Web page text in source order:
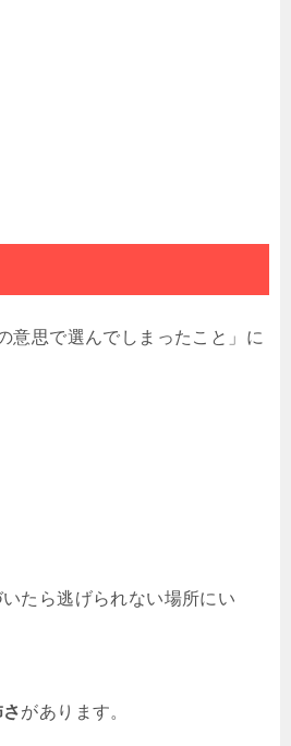
意思で選んでしまったこと」に
たら逃げられない場所にい
があります。